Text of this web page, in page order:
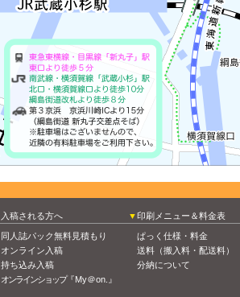
入稿される方へ
同人誌パック無料見積もり
オンライン入稿
持ち込み入稿
オンラインショップ『My＠on.』
印刷メニュー＆料金表
ぱっく仕様・料金
送料（搬入料・配送料）
分納について